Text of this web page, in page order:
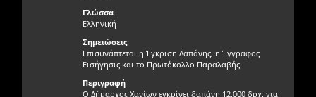
Γλώσσα
Ελληνική
Σημειώσεις
Επισυνάπτεται η Έγκριση Δαπάνης, η Έγγραφος
Εισήγησις και το Πρωτόκολλο Παραλαβής.
Περιγραφή
Ο Δήμαρχος Χανίων εγκρίνει δαπάνη 12.000 δρχ. για